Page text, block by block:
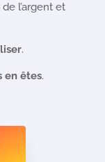
de l’argent et
.
en êtes.